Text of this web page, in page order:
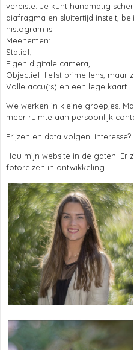
vereiste. Je kunt handmatig
diafragma en sluitertijd instelt,
histogram is.
Meenemen:
Statief,
Eigen digitale camera,
Objectief: liefst prime lens, maar
Volle accu(‘s) en een lege kaart.
We werken in kleine groepjes.
meer ruimte aan persoonlijk
Prijzen en data volgen.
Hou mijn website in de gaten. Er
fotoreizen in ontwikkeling.